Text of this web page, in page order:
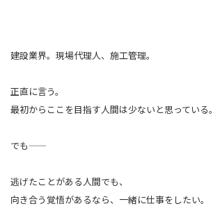
建設業界。現場代理人、施工管理。
正直に言う。
最初からここを目指す人間は少ないと思っている。
でも――
逃げたことがある人間でも、
向き合う覚悟があるなら、一緒に仕事をしたい。